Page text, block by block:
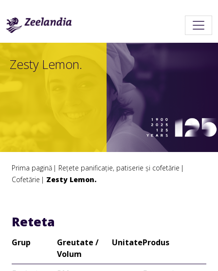
Zesty Lemon.
Prima pagină
Rețete panificație, patiserie și cofetărie
Cofetărie
Zesty Lemon.
Reteta
Grup
Greutate /
Volum
UnitateProdus